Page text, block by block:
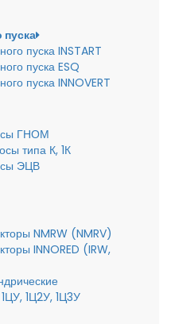
пуска
пуска INSTART
пуска ESQ
пуска INNOVERT
ГНОМ
типа К, 1К
ЭЦВ
NMRW (NMRV)
INNORED (IRW,
1Ц2У, 1Ц3У